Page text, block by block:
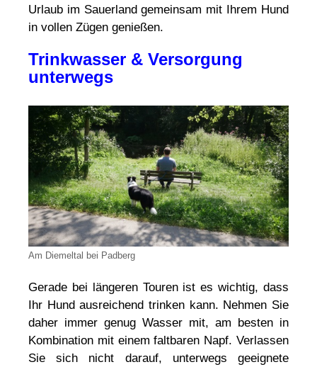
Urlaub im Sauerland gemeinsam mit Ihrem Hund
in vollen Zügen genießen.
Trinkwasser & Versorgung
unterwegs
Am Diemeltal bei Padberg
Gerade bei längeren Touren ist es wichtig, dass
Ihr Hund ausreichend trinken kann. Nehmen Sie
daher immer genug Wasser mit, am besten in
Kombination mit einem faltbaren Napf. Verlassen
Sie sich nicht darauf, unterwegs geeignete